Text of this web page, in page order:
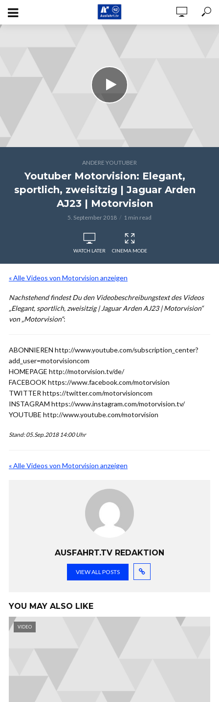
ANDERE YOUTUBER
Youtuber Motorvision: Elegant,
sportlich, zweisitzig | Jaguar Arden
AJ23 | Motorvision
5. September 2018 1 min read
WATCH LATER CINEMA MODE
« Alle Videos von Motorvision anzeigen
Nachstehend findest Du den Videobeschreibungstext des Videos
„Elegant, sportlich, zweisitzig | Jaguar Arden AJ23 | Motorvision“
von „Motorvision“:
ABONNIEREN http://www.youtube.com/subscription_center?
add_user=motorvisioncom
HOMEPAGE http://motorvision.tv/de/
FACEBOOK https://www.facebook.com/motorvision
TWITTER https://twitter.com/motorvisioncom
INSTAGRAM https://www.instagram.com/motorvision.tv/
YOUTUBE http://www.youtube.com/motorvision
Stand: 05.Sep.2018 14:00 Uhr
« Alle Videos von Motorvision anzeigen
AUSFAHRT.TV REDAKTION
VIEW ALL POSTS
YOU MAY ALSO LIKE
VIDEO